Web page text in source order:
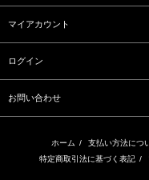
マイアカウント
ログイン
お問い合わせ
ホーム / 支払い方法につ
特定商取引法に基づく表記 /